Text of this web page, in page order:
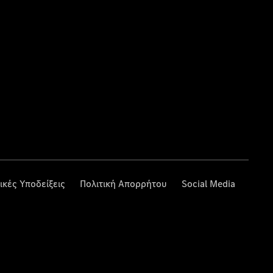
Υποδείξεις Πολιτική Απορρήτου Social Media